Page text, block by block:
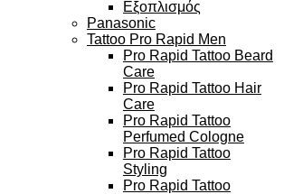
Εξοπλισμός
Panasonic
Tattoo Pro Rapid Men
Pro Rapid Tattoo Beard
Care
Pro Rapid Tattoo Hair
Care
Pro Rapid Tattoo
Perfumed Cologne
Pro Rapid Tattoo
Styling
Pro Rapid Tattoo